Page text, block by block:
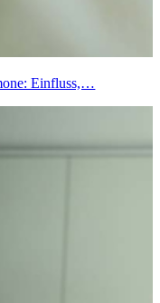
Einfluss,…